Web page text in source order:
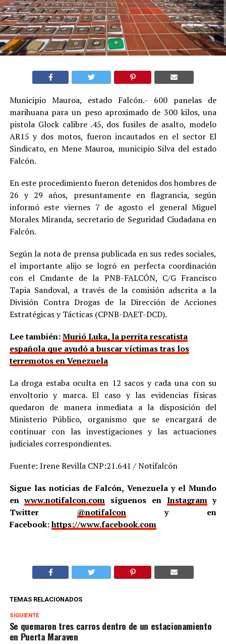
Municipio Mauroa, estado Falcón.- 600 panelas de
marihuana para un peso aproximado de 300 kilos, una
pistola Glock calibre .45, dos fusiles de asalto, modelo
AR15 y dos motos, fueron incautados en el sector El
Sindicato, en Mene Mauroa, municipio Silva del estado
Falcón.
En este procedimiento fueron detenidos dos hombres de
26 y 29 años, presuntamente en flagrancia, según
informó este viernes 7 de agosto el general Miguel
Morales Miranda, secretario de Seguridad Ciudadana en
Falcón.
Según la nota de prensa publicada en sus redes sociales,
el importante alijo se logró en perfecta coordinación
con el Cmdante de la PNB-FALCÓN, C/G Francisco
Tapia Sandoval, a través de la comisión adscrita a la
División Contra Drogas de la Dirección de Acciones
Estratégicas y Tácticas (CPNB-DAET-DCD).
Lee también:Murió Luka, la perrita rescatista
española que ayudó a buscar víctimas tras los
terremotos en Venezuela
La droga estaba oculta en 12 sacos y cada una con su
envoltorio y marca. El caso y las evidencias físicas
quedaron de manera inmediata a la disposición del
Ministerio Público, organismo que se encargará de
continuar con las investigaciones y las actuaciones
judiciales correspondientes.
Fuente: Irene Revilla CNP:21.641 / Notifalcón
Sigue las noticias de Falcón, Venezuela y el Mundo
enwww.notifalcon.com síguenos en Instagramy
Twitter @notifalcony en
Facebook:https://www.facebook.com
TEMAS RELACIONADOS
SIGUIENTE
Se quemaron tres carros dentro de un estacionamiento
en Puerta Maraven